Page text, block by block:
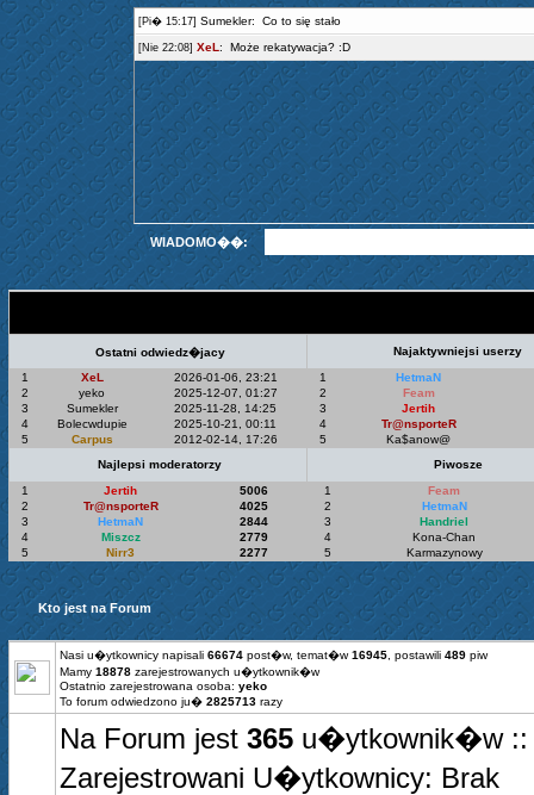
WIADOMO��:
Ostatni odwiedz�jacy
Najaktywniejsi userzy
1
XeL
2026-01-06, 23:21
2
yeko
2025-12-07, 01:27
3
Sumekler
2025-11-28, 14:25
4
Bolecwdupie
2025-10-21, 00:11
5
Carpus 2012-02-14, 17:26
1
HetmaN
2
Feam
3
Jertih
4
Tr@nsporteR
5
Ka$anow@
Najlepsi moderatorzy
Piwosze
1
Jertih
5006
2
Tr@nsporteR
4025
3
HetmaN
2844
4
Miszcz
2779
5
Nirr3 2277
1
Feam
2
HetmaN
3
Handriel
4
Kona-Chan
5
Karmazynowy
Kto jest na Forum
Nasi u�ytkownicy napisali 66674 post�w, temat�w16945 , postawili 489 piw
Mamy 18878 zarejestrowanych u�ytkownik�w
Ostatnio zarejestrowana osoba: yeko
To forum odwiedzono ju� 2825713 razy
Na Forum jest 365 u�ytkownik�w ::
Zarejestrowani U�ytkownicy: Brak